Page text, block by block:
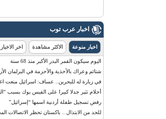
اخبار عرب توب
اخبار منوعة الاكثر مشاهدة اخر الاخبار
اليوم سيكون القمر البدر الأكبر منذ 68 سنة
شتائم وعراك بالأحذية والأحزمة في البرلمان
في زيارة له للبحرين.. عساف: اسرائيل منعت
أحلام تثير جدلا كبيرا على الفيس بوك بسبب
رفض تسجيل طفلة أردنية اسمها “إسرائيل”
للحد من الابتذال .. باكستان تحظر الاتصالات